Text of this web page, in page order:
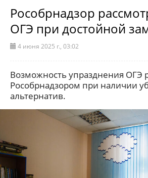
Рособрнадзор
ОГЭ при достойной
4 июня 2025 г., 03:02
Возможность упразднения ОГЭ
Рособрнадзором при наличии
альтернатив.